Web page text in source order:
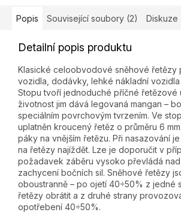
Popis Související soubory (2) Diskuze
Detailní popis produktu
Klasické celoobvodové sněhové řetězy
vozidla, dodávky, lehké nákladní
Stopu tvoří jednoduché příčné řetězové
životnost jim dává legovaná mangan –
speciálním povrchovým tvrzením. Ve
uplatněn kroucený řetěz o průměru 6
páky na vnějším řetězu. Při nasazování
na řetězy najíždět. Lze je doporučit v
požadavek záběru vysoko převládá
zachycení bočních sil. Sněhové řetězy
oboustranně – po ojetí 40÷50% z jedné
řetězy obrátit a z druhé strany
opotřebení 40÷50%.